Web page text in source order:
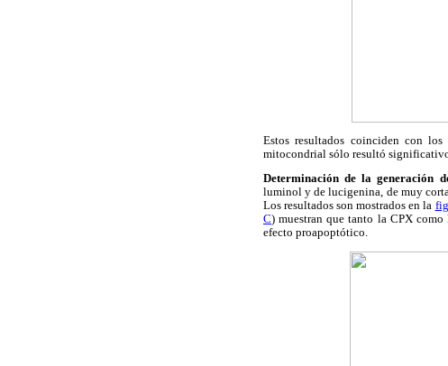
Estos resultados coinciden con
mitocondrial sólo resultó significativo
Determinación de la generación
luminol y de lucigenina, de muy
Los resultados son mostrados en la
C) muestran que tanto la CPX
efecto proapoptótico.